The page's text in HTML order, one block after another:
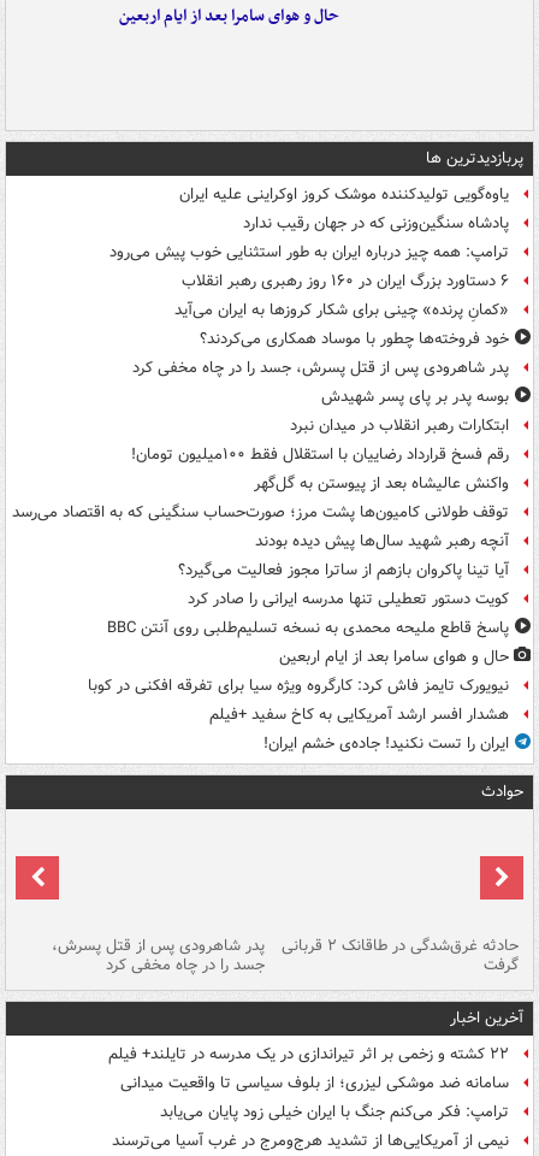
حال و هوای سامرا بعد از ایام اربعین
پربازدیدترین ها
یاوه‌گویی تولیدکننده موشک کروز اوکراینی علیه ایران
پادشاه سنگین‌وزنی که در جهان رقیب ندارد
ترامپ: همه چیز درباره ایران به طور استثنایی خوب پیش می‌رود
۶ دستاورد بزرگ ایران در ۱۶۰ روز رهبری رهبر انقلاب
«کمانِ پرنده» چینی برای شکار کروزها به ایران می‌آید
خود فروخته‌ها چطور با موساد همکاری می‌کردند؟
پدر شاهرودی پس از قتل پسرش، جسد را در چاه مخفی کرد
بوسه‌ پدر بر پای پسر شهیدش
ابتکارات رهبر انقلاب در میدان نبرد
رقم فسخ قرارداد رضاییان با استقلال فقط ۱۰۰میلیون تومان!
واکنش عالیشاه بعد از پیوستن به گل‌گهر
توقف طولانی کامیون‌ها پشت مرز؛ صورت‌حساب سنگینی که به اقتصاد می‌رسد
آنچه رهبر شهید سال‌ها پیش دیده بودند
آیا تینا پاکروان بازهم از ساترا مجوز فعالیت می‌گیرد؟
کویت دستور تعطیلی تنها مدرسه ایرانی را صادر کرد
پاسخ قاطع ملیحه محمدی به نسخه تسلیم‌طلبی روی آنتن BBC
حال و هوای سامرا بعد از ایام اربعین
نیویورک تایمز فاش کرد: کارگروه ویژه سیا برای تفرقه افکنی در کوبا
هشدار افسر ارشد آمریکایی به کاخ سفید +فیلم
ایران را تست نکنید! جاده‌ی خشم ایران!
حوادث
حادثه غرق‌شدگی در طاقانک ۲ قربانی
گرفت
پدر شاهرودی پس از قتل پسرش،
جسد را در چاه مخفی کرد
آخرین اخبار
۲۲ کشته و زخمی بر اثر تیراندازی در یک مدرسه در تایلند+ فیلم
سامانه ضد موشکی لیزری؛ از بلوف سیاسی تا واقعیت میدانی
ترامپ: فکر می‌کنم جنگ با ایران خیلی زود پایان می‌یابد
نیمی از آمریکایی‌ها از تشدید هرج‌ومرج در غرب آسیا می‌ترسند